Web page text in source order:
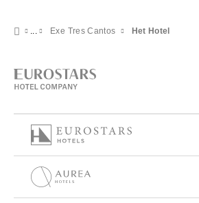
Exe Tres Cantos Het Hotel